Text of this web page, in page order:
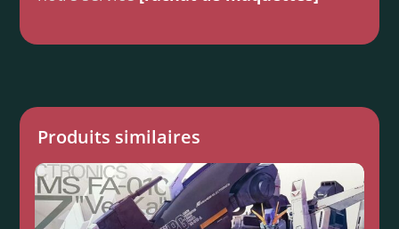
Produits similaires